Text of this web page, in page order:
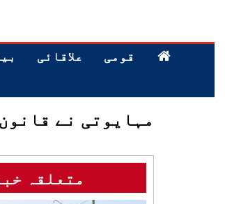
قومی علاقائی
مہایوتی نے قانون ساز
متعلقہ